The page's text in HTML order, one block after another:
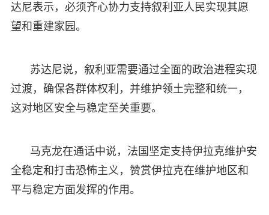
达尼表示，必须齐心协力支持叙利亚人民实现其愿
望和重建家园。
苏达尼说，叙利亚需要通过全面的政治进程实现
过渡，确保各群体权利，并维护领土完整和统一，
这对地区安全与稳定至关重要。
马克龙在通话中说，法国坚定支持伊拉克维护安
全稳定和打击恐怖主义，赞赏伊拉克在维护地区和
平与稳定方面发挥的作用。